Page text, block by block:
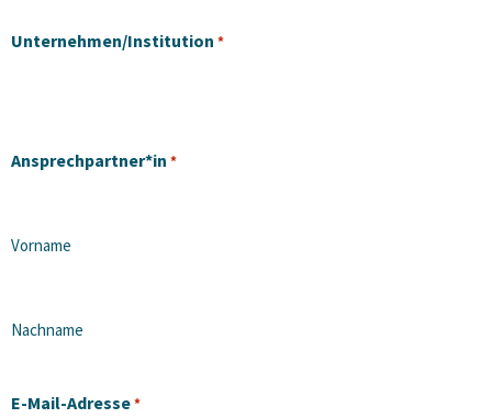
Unternehmen/Institution *
Ansprechpartner*in *
Vorname
Nachname
E-Mail-Adresse*